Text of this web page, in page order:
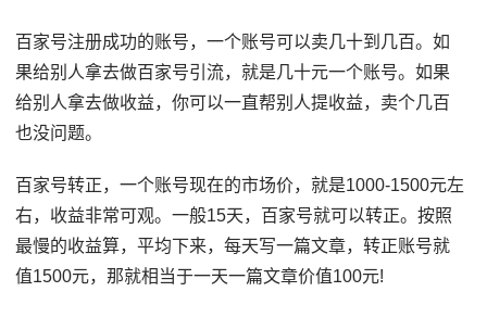
百家号注册成功的账号，一个账号可以卖几十到几百。如
果给别人拿去做百家号引流，就是几十元一个账号。如果
给别人拿去做收益，你可以一直帮别人提收益，卖个几百
也没问题。
百家号转正，一个账号现在的市场价，就是1000-1500元左
右，收益非常可观。一般15天，百家号就可以转正。按照
最慢的收益算，平均下来，每天写一篇文章，转正账号就
值1500元，那就相当于一天一篇文章价值100元!